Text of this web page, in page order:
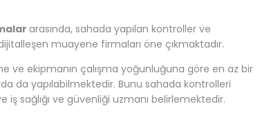
arasında, sahada yapılan kontroller ve
muayene firmaları öne çıkmaktadır.
ve ekipmanın çalışma yoğunluğuna göre en az bir
da yapılabilmektedir. Bunu sahada kontrolleri
sağlığı ve güvenliği uzmanı belirlemektedir.